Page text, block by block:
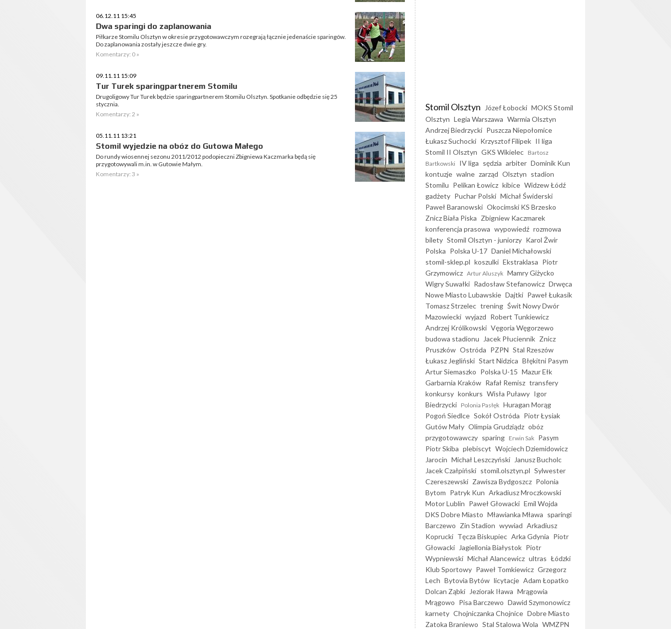
06.12.11 15:45
Dwa sparingi do zaplanowania
Piłkarze Stomilu Olsztyn w okresie przygotowawczym rozegrają łącznie jedenaście sparingów.
Do zaplanowania zostały jeszcze dwie gry.
Komentarzy: 0 »
09.11.11 15:09
Tur Turek sparingpartnerem Stomilu
Drugoligowy Tur Turek będzie sparingpartnerem Stomilu Olsztyn. Spotkanie odbędzie się 25
stycznia.
Komentarzy: 2 »
05.11.11 13:21
Stomil wyjedzie na obóz do Gutowa Małego
Do rundy wiosennej sezonu 2011/2012 podopieczni Zbigniewa Kaczmarka będą się
przygotowywali m.in. w Gutowie Małym.
Komentarzy: 3 »
Stomil Olsztyn Józef Łobocki MOKS Stomil
Olsztyn Legia Warszawa Warmia Olsztyn
Andrzej Biedrzycki Puszcza Niepołomice
Łukasz Suchocki Krzysztof Filipek II liga
Stomil II Olsztyn GKS Wikielec Bartosz
Bartkowski IV liga sędzia arbiter Dominik Kun
kontuzje walne zarząd Olsztyn stadion
Stomilu Pelikan Łowicz kibice Widzew Łódź
gadżety Puchar Polski Michał Świderski
Paweł Baranowski Okocimski KS Brzesko
Znicz Biała Piska Zbigniew Kaczmarek
konferencja prasowa wypowiedź rozmowa
bilety Stomil Olsztyn - juniorzy Karol Żwir
Polska Polska U-17 Daniel Michałowski
stomil-sklep.pl koszulki Ekstraklasa Piotr
Grzymowicz Artur Aluszyk Mamry Giżycko
Wigry Suwałki Radosław Stefanowicz Drwęca
Nowe Miasto Lubawskie Dajtki Paweł Łukasik
Tomasz Strzelec trening Świt Nowy Dwór
Mazowiecki wyjazd Robert Tunkiewicz
Andrzej Królikowski Vęgoria Węgorzewo
budowa stadionu
Jacek Płuciennik Znicz
Pruszków Ostróda PZPN Stal Rzeszów
Łukasz Jegliński Start Nidzica Błękitni Pasym
Artur Siemaszko Polska U-15 Mazur Ełk
Garbarnia Kraków Rafał Remisz transfery
konkursy konkurs Wisła Puławy Igor
Biedrzycki Polonia Pasłęk Huragan Morąg
Pogoń Siedlce Sokół Ostróda Piotr Łysiak
Gutów Mały Olimpia Grudziądz obóz
przygotowawczy sparing Erwin Sak Pasym
Piotr Skiba plebiscyt Wojciech Dziemidowicz
Jarocin Michał Leszczyński
Janusz Bucholc
Jacek Czałpiński stomil.olsztyn.pl Sylwester
Czereszewski Zawisza Bydgoszcz Polonia
Bytom Patryk Kun Arkadiusz Mroczkowski
Motor Lublin Paweł Głowacki Emil Wojda
DKS Dobre Miasto Mławianka Mława sparingi
Barczewo Zin Stadion wywiad Arkadiusz
Koprucki Tęcza Biskupiec Arka Gdynia Piotr
Głowacki
Jagiellonia Białystok Piotr
Wypniewski Michał Alancewicz ultras Łódzki
Klub Sportowy Paweł Tomkiewicz Grzegorz
Lech Bytovia Bytów licytacje Adam Łopatko
Dolcan Ząbki
Jeziorak Iława Mrągowia
Mrągowo Pisa Barczewo Dawid Szymonowicz
karnety Chojniczanka Chojnice Dobre Miasto
Zatoka Braniewo Stal Stalowa Wola WMZPN